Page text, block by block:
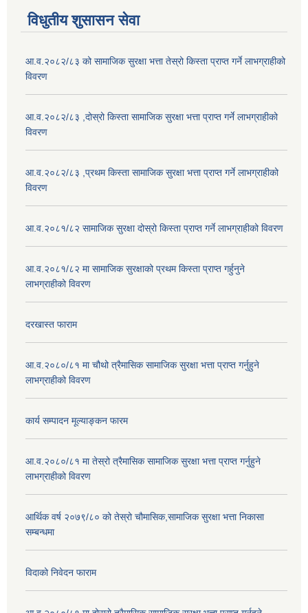
विधुतीय शुसासन सेवा
आ.व.२०८२/८३ को सामाजिक सुरक्षा भत्ता तेस्रो किस्ता प्राप्त गर्ने लाभग्राहीको
विवरण
आ.व.२०८२/८३ ,दोस्रो किस्ता सामाजिक सुरक्षा भत्ता प्राप्त गर्ने लाभग्राहीको
विवरण
आ.व.२०८२/८३ ,प्रथम किस्ता सामाजिक सुरक्षा भत्ता प्राप्त गर्ने लाभग्राहीको
विवरण
आ.व.२०८१/८२ सामाजिक सुरक्षा दोस्रो किस्ता प्राप्त गर्ने लाभग्राहीको विवरण
आ.व.२०८१/८२ मा सामाजिक सुरक्षाको प्रथम किस्ता प्राप्त गर्हुनुने
लाभग्राहीको विवरण
दरखास्त फाराम
आ.व.२०८०/८१ मा चौथो त्रैमासिक सामाजिक सुरक्षा भत्ता प्राप्त गर्नुहुने
लाभग्राहीको विवरण
कार्य सम्पादन मूल्याङ्कन फारम
आ.व.२०८०/८१ मा तेस्रो त्रैमासिक सामाजिक सुरक्षा भत्ता प्राप्त गर्नुहुने
लाभग्राहीको विवरण
आर्थिक वर्ष २०७९/८० को तेस्रो चौमासिक,सामाजिक सुरक्षा भत्ता निकासा
सम्बन्धमा
विदाको निवेदन फाराम